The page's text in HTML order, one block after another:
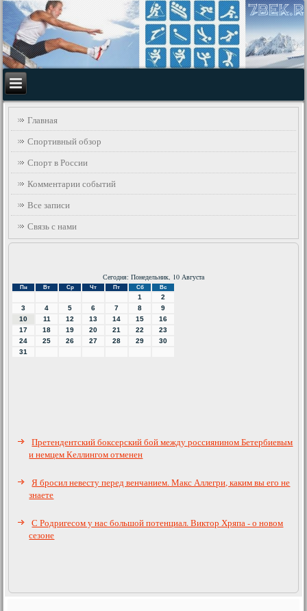
Главная
Спортивный обзор
Спорт в России
Комментарии событий
Все записи
Связь с нами
Сегодня: Понедельник, 10 Августа
Пн Вт Ср Чт Пт Сб Вс
1
2
3
4 5 6 7 8
9
10
11 12 13 14 15
16
17
18 19 20 21 22
23
24
25 26 27 28 29
30
31
Претендентский боксерский бой между россиянином Бетербиевым
и немцем Келлингом отменен
Я бросил невесту перед венчанием. Макс Аллегри, каким вы его не
знаете
С Родригесом у нас большой потенциал. Виктор Хряпа - о новом
сезоне